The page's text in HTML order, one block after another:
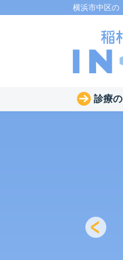
横浜市中区の
診療